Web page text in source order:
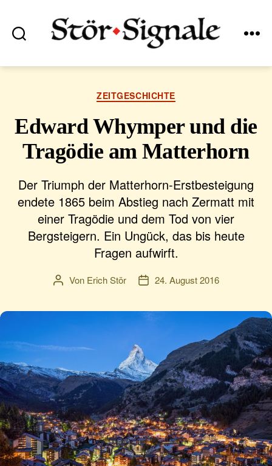
Kategorien
ZEITGESCHICHTE
Edward Whymper und die
Tragödie am Matterhorn
Der Triumph der Matterhorn-Erstbesteigung
endete 1865 beim Abstieg nach Zermatt mit
einer Tragödie und dem Tod von vier
Bergsteigern. Ein Ungück, das bis heute
Fragen aufwirft.
Beitragsautor
Von Erich Stör Veröffentlichungsdatum
24. August 2016